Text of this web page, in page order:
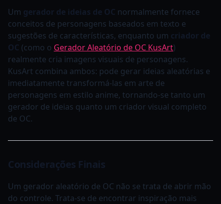
Um gerador de ideias de OC normalmente fornece
conceitos de personagens baseados em texto e
sugestões de características, enquanto um criador de
OC (como o Gerador Aleatório de OC KusArt)
realmente cria imagens visuais de personagens.
KusArt combina ambos: pode gerar ideias aleatórias e
imediatamente transformá-las em arte de
personagens em estilo anime, tornando-se tanto um
gerador de ideias quanto um criador visual completo
de OC.
Considerações Finais
Um gerador aleatório de OC não se trata de abrir mão
do controle. Trata-se de encontrar inspiração mais